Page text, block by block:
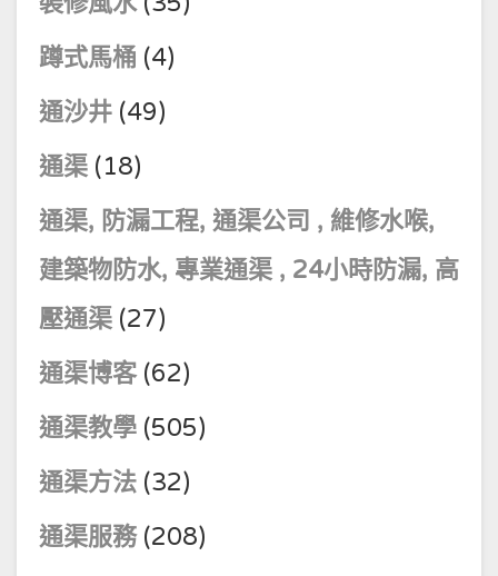
蹲式馬桶 (4)
通沙井 (49)
通渠 (18)
通渠, 防漏工程, 通渠公司 , 維修水喉,
建築物防水, 專業通渠 , 24小時防漏, 高
壓通渠 (27)
通渠博客(62)
通渠教學 (505)
通渠方法 (32)
通渠服務(208)